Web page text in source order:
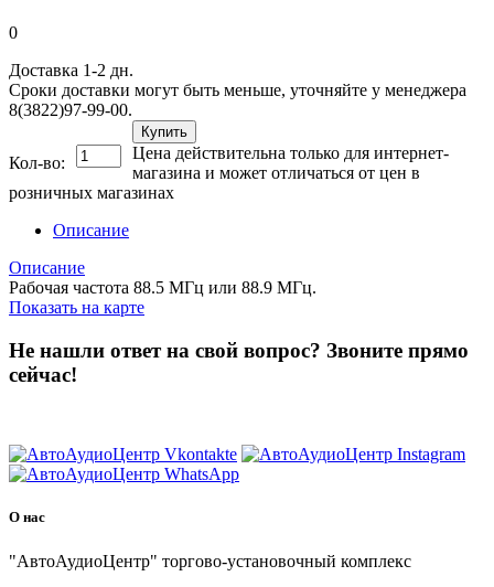
0
Доставка 1-2 дн.
Сроки доставки могут быть меньше, уточняйте у менеджера
8(3822)97-99-00.
Кол-во:
Купить
Цена действительна только для интернет-
магазина и может отличаться от цен в
розничных магазинах
Описание
Описание
Рабочая частота 88.5 МГц или 88.9 МГц.
Показать на карте
Не нашли ответ на свой вопрос? Звоните прямо
сейчас!
О нас
"АвтоАудиоЦентр" торгово-установочный комплекс